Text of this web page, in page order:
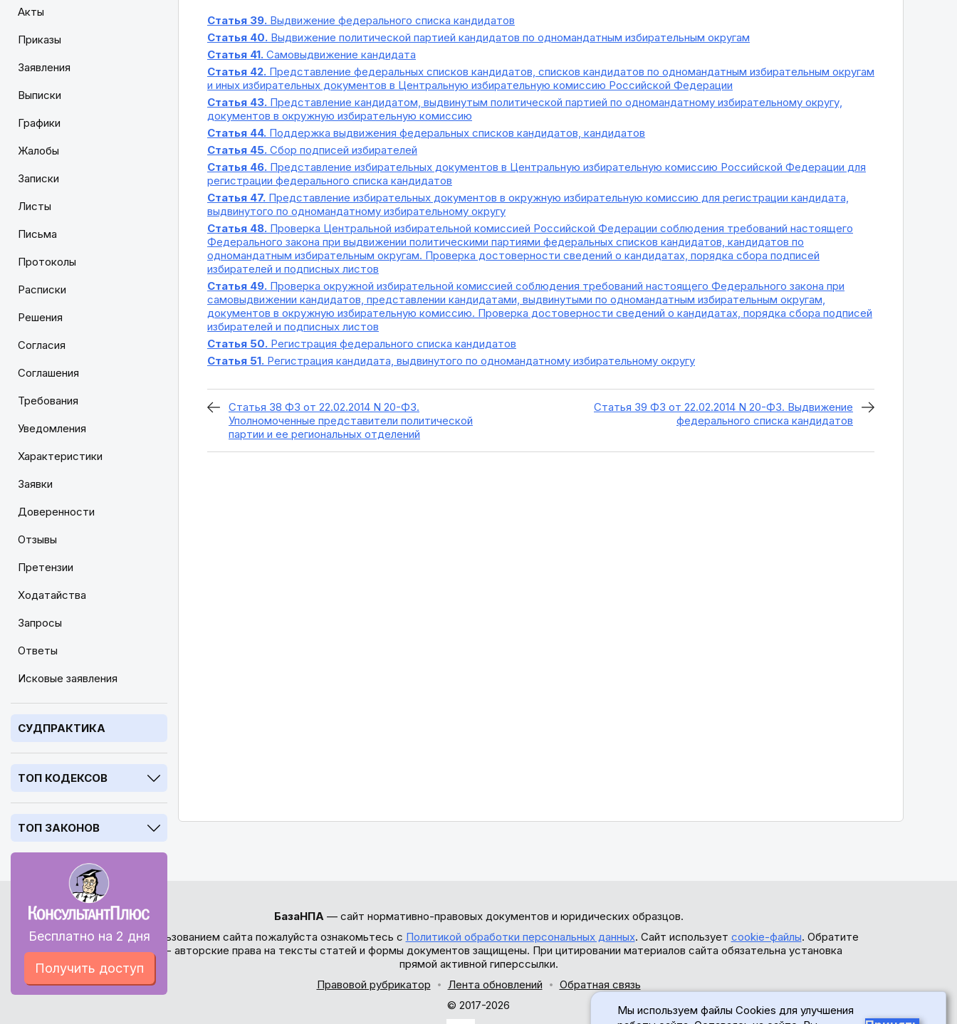
Акты
Приказы
Заявления
Выписки
Графики
Жалобы
Записки
Листы
Письма
Протоколы
Расписки
Решения
Согласия
Соглашения
Требования
Уведомления
Характеристики
Заявки
Доверенности
Отзывы
Претензии
Ходатайства
Запросы
Ответы
Исковые заявления
СУДПРАКТИКА
ТОП КОДЕКСОВ
ТОП ЗАКОНОВ
Бесплатно на 2 дня
Получить доступ
Статья 39. Выдвижение федерального списка кандидатов
Статья 40. Выдвижение политической партией кандидатов по одномандатным избирательным округам
Статья 41. Самовыдвижение кандидата
Статья 42. Представление федеральных списков кандидатов, списков кандидатов по одномандатным избирательным округам
и иных избирательных документов в Центральную избирательную комиссию Российской Федерации
Статья 43. Представление кандидатом, выдвинутым политической партией по одномандатному избирательному округу,
документов в окружную избирательную комиссию
Статья 44. Поддержка выдвижения федеральных списков кандидатов, кандидатов
Статья 45. Сбор подписей избирателей
Статья 46. Представление избирательных документов в Центральную избирательную комиссию Российской Федерации для
регистрации федерального списка кандидатов
Статья 47. Представление избирательных документов в окружную избирательную комиссию для регистрации кандидата,
выдвинутого по одномандатному избирательному округу
Статья 48. Проверка Центральной избирательной комиссией Российской Федерации соблюдения требований настоящего
Федерального закона при выдвижении политическими партиями федеральных списков кандидатов, кандидатов по
одномандатным избирательным округам. Проверка достоверности сведений о кандидатах, порядка сбора подписей
избирателей и подписных листов
Статья 49. Проверка окружной избирательной комиссией соблюдения требований настоящего Федерального закона при
самовыдвижении кандидатов, представлении кандидатами, выдвинутыми по одномандатным избирательным округам,
документов в окружную избирательную комиссию. Проверка достоверности сведений о кандидатах, порядка сбора подписей
избирателей и подписных листов
Статья 50. Регистрация федерального списка кандидатов
Статья 51. Регистрация кандидата, выдвинутого по одномандатному избирательному округу
Статья 38 ФЗ от 22.02.2014 N 20-ФЗ.
Уполномоченные представители политической
партии и ее региональных отделений
Статья 39 ФЗ от 22.02.2014 N 20-ФЗ. Выдвижение
федерального списка кандидатов
БазаНПА— сайт нормативно-правовых документов и юридических образцов.
Перед использованием сайта пожалуйста ознакомьтесь с Политикой обработки персональных данных. Сайт использует cookie-файлы. Обратите
внимание - авторские права на тексты статей и формы документов защищены. При цитировании материалов сайта обязательна установка
прямой активной гиперссылки.
Правовой рубрикатор
Лента обновлений
Обратная связь
© 2017-2026
Мы используем файлы Cookies для улучшения